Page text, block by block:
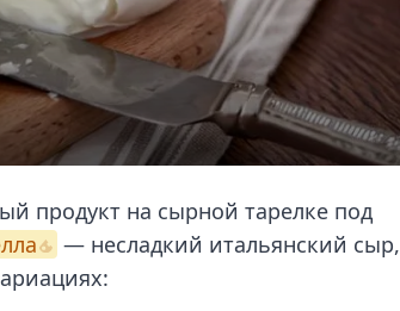
продукт на сырной тарелке под
— несладкий итальянский сыр,